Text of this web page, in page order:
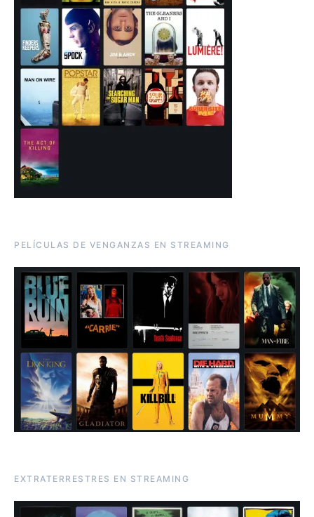
PELÍCULAS DE VENGANZAS EN STREAMING
EXTRATERRESTRES EN STREAMING